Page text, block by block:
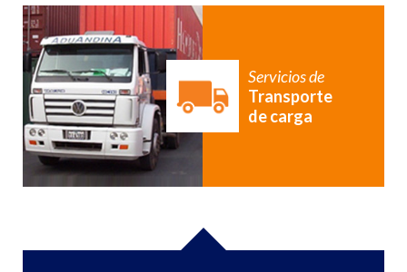
Servicios de
Transporte
de carga